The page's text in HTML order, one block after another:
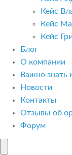
Кейс
Кейс
Кейс
Блог
О компании
Важно знать
Новости
Контакты
Отзывы об
Форум